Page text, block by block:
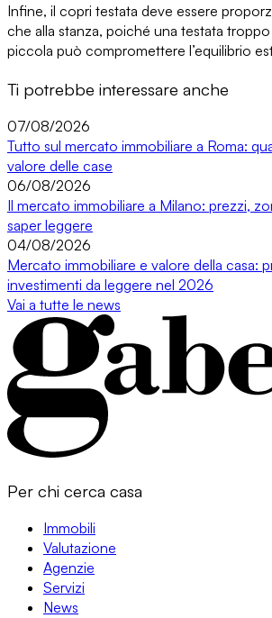
Infine, il copri testata deve essere
che alla stanza, poiché una testata
piccola può compromettere l’equilibrio
Ti potrebbe interessare anche
07/08/2026
Tutto sul mercato immobiliare a Roma:
valore delle case
06/08/2026
Il mercato immobiliare a Milano: prezzi,
saper leggere
04/08/2026
Mercato immobiliare e valore della casa:
investimenti da leggere nel 2026
Vai a tutte le news
Per chi cerca casa
Immobili
Valutazione
Agenzie
Servizi
News